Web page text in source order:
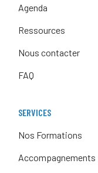
Agenda
Ressources
Nous contacter
FAQ
SERVICES
Nos Formations
Accompagnements